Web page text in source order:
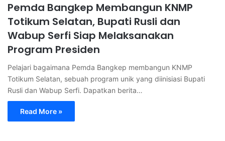
Pemda Bangkep Membangun KNMP
Totikum Selatan, Bupati Rusli dan
Wabup Serfi Siap Melaksanakan
Program Presiden
Pelajari bagaimana Pemda Bangkep membangun KNMP
Totikum Selatan, sebuah program unik yang diinisiasi Bupati
Rusli dan Wabup Serfi. Dapatkan berita…
Read More »